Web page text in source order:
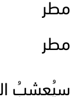
مطر
مطر
سيُعشبُ